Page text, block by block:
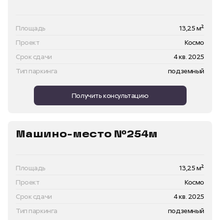
Проект
Космо
Срок сдачи
4 кв. 2025
Площадь 13,25 м²
Тип паркинга подземный
Получить консультацию
Машино-место №254м
Проект
Космо
Срок сдачи
4 кв. 2025
Площадь 13,25 м²
Тип паркинга подземный